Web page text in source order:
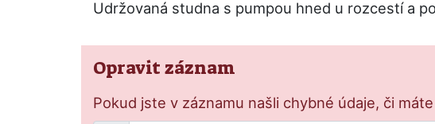
Udržovaná studna s pumpou hned u rozcestí a
Opravit záznam
Pokud jste v záznamu našli chybné údaje, či